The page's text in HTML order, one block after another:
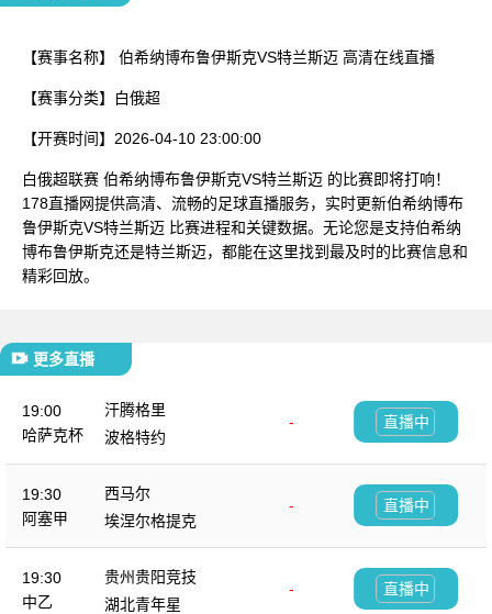
【赛事名称】 伯希纳博布鲁伊斯克VS特兰斯迈 高清在线直播
【赛事分类】 白俄超
【开赛时间】 2026-04-10 23:00:00
白俄超联赛 伯希纳博布鲁伊斯克VS特兰斯迈 的比赛即将打响！
178直播网提供高清、流畅的足球直播服务，实时更新伯希纳博布
鲁伊斯克VS特兰斯迈 比赛进程和关键数据。无论您是支持伯希纳
博布鲁伊斯克还是特兰斯迈，都能在这里找到最及时的比赛信息和
精彩回放。
更多直播
19:00
哈萨克杯
汗腾格里
-
波格特约
直播中
19:30
阿塞甲
西马尔
-
埃涅尔格提克
直播中
19:30
中乙
贵州贵阳竞技
-
湖北青年星
直播中